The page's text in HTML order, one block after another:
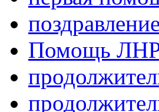
поздравление
Помощь